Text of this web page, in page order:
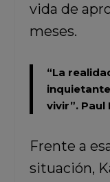
vida de
meses.
“La
vivir”. Paul
Frente a
situación,